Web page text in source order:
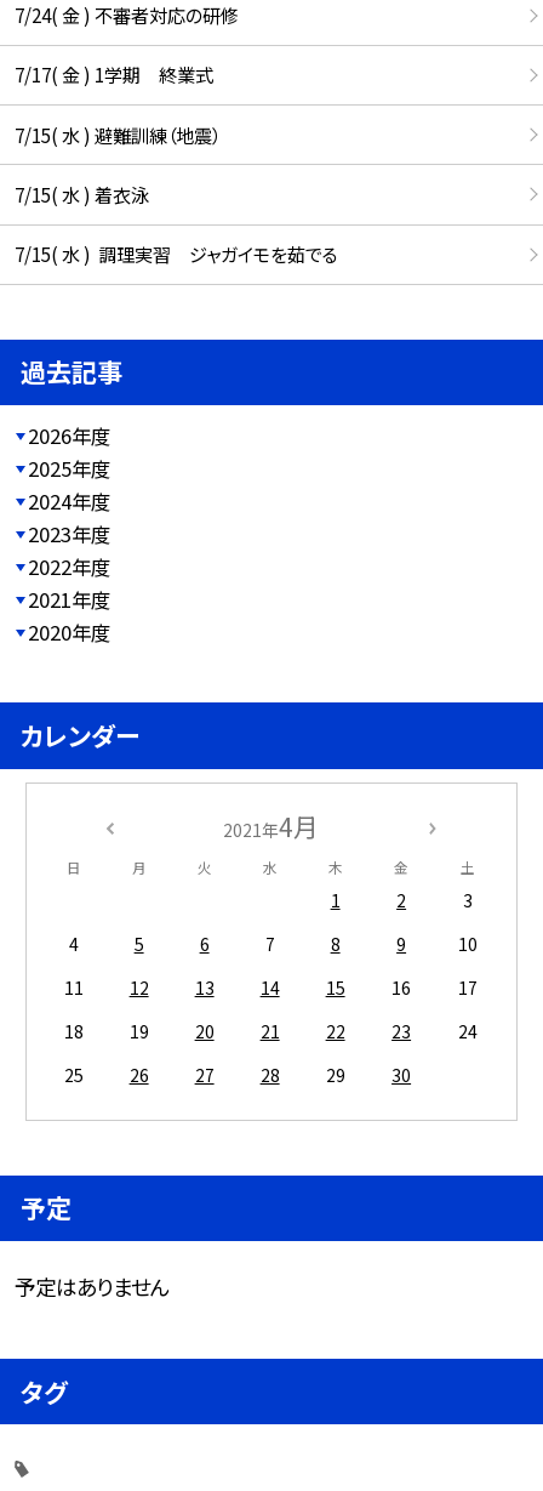
7/24( 金 ) 不審者対応の研修
7/17( 金 ) 1学期 終業式
7/15( 水 ) 避難訓練（地震）
7/15( 水 ) 着衣泳
7/15( 水 ) 調理実習 ジャガイモを茹でる
過去記事
2026年度
2025年度
2024年度
2023年度
2022年度
2021年度
2020年度
カレンダー
2021年4月
日 月 火 水 木 金 土
1 2
3
4
5 6 7 8 9
10
11
12 13 14 15 16
17
18
19 20 21 22 23
24
25
26 27 28 29 30
予定
予定はありません
タグ